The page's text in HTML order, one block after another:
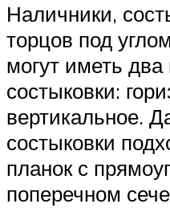
Наличники,
торцов под
могут иметь
состыковки:
вертикальное.
состыковки
планок с
поперечном